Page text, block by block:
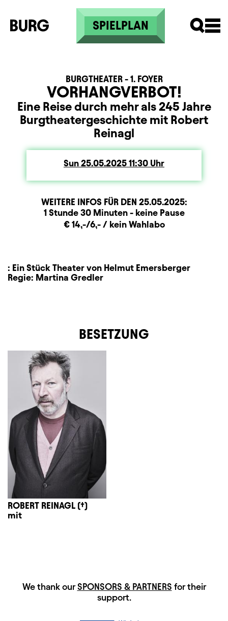
Skip to main content
SPIELPLAN
VORHANGVERBOT!
BURGTHEATER - 1. FOYER
Eine Reise durch mehr als 245 Jahre
Burgtheatergeschichte mit Robert
Reinagl
Sun Sunday
25.05.2025 11:30Uhr
WEITERE INFOS FÜR DEN 25.05.2025:
BeschreibungInformation
Dauer und Pausen
1 Stunde 30 Minuten - keine Pause
Zusatzinformation€ 14,-/6,- / kein Wahlabo
: Ein Stück Theater von Helmut Emersberger
Regie: Martina Gredler
BESETZUNG
ROBERT REINAGL (†)
mit
HAUPTSPONSOREN
We thank ourSPONSORS & PARTNERS for their
support.